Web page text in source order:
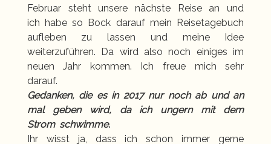
Februar steht unsere nächste Reise an und
ich habe so Bock darauf mein Reisetagebuch
aufleben zu lassen und meine Idee
weiterzuführen. Da wird also noch einiges im
neuen Jahr kommen. Ich freue mich sehr
darauf.
Gedanken, die es in 2017 nur noch ab und an
mal geben wird, da ich ungern mit dem
Strom schwimme.
Ihr wisst ja, dass ich schon immer gerne